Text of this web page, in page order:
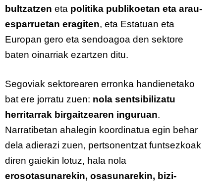
bultzatzen eta politika publikoetan eta arau-
esparruetan eragiten, eta Estatuan eta
Europan gero eta sendoagoa den sektore
baten oinarriak ezartzen ditu.
Segoviak sektorearen erronka handienetako
bat ere jorratu zuen: nola sentsibilizatu
herritarrak birgaitzearen inguruan.
Narratibetan ahalegin koordinatua egin behar
dela adierazi zuen, pertsonentzat funtsezkoak
diren gaiekin lotuz, hala nola
erosotasunarekin, osasunarekin, bizi-